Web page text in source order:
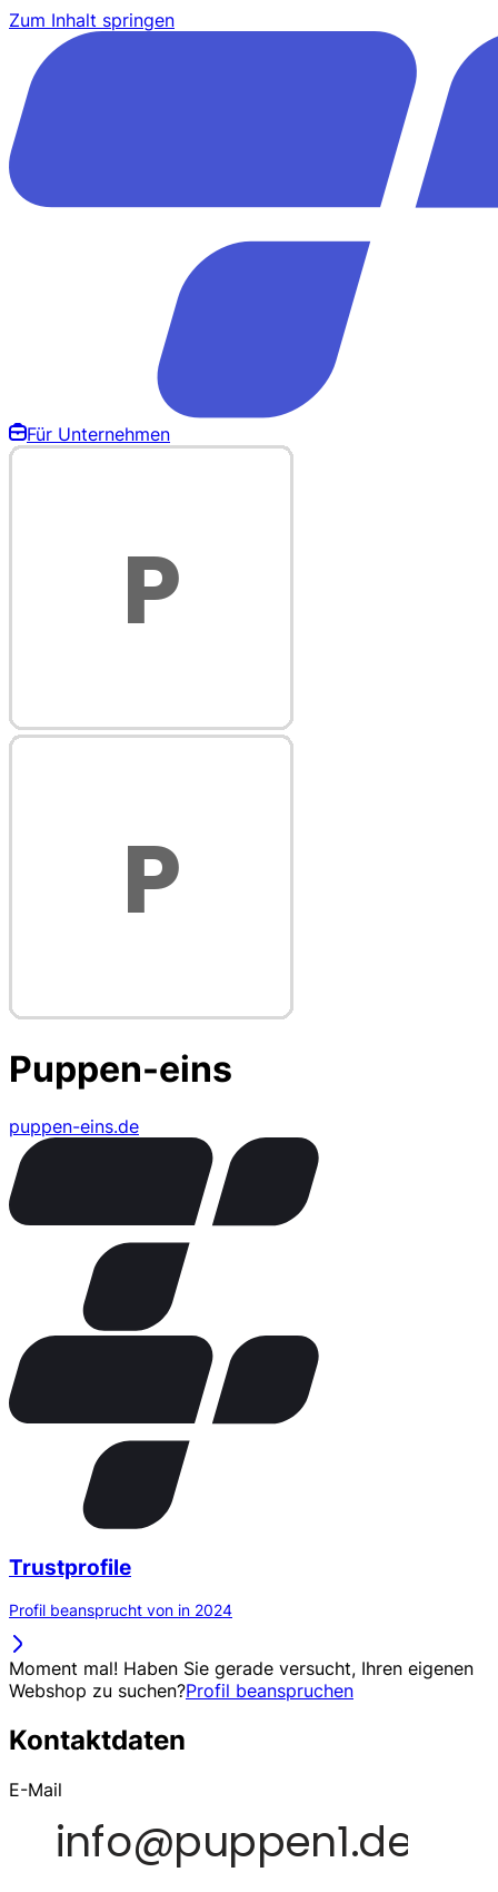
Zum Inhalt springen
Für Unternehmen
Puppen-eins
puppen-eins.de
Trustprofile
Profil beansprucht von in 2024
Moment mal! Haben Sie gerade versucht, Ihren eigenen
Webshop zu suchen?Profil beanspruchen
Kontaktdaten
E-Mail